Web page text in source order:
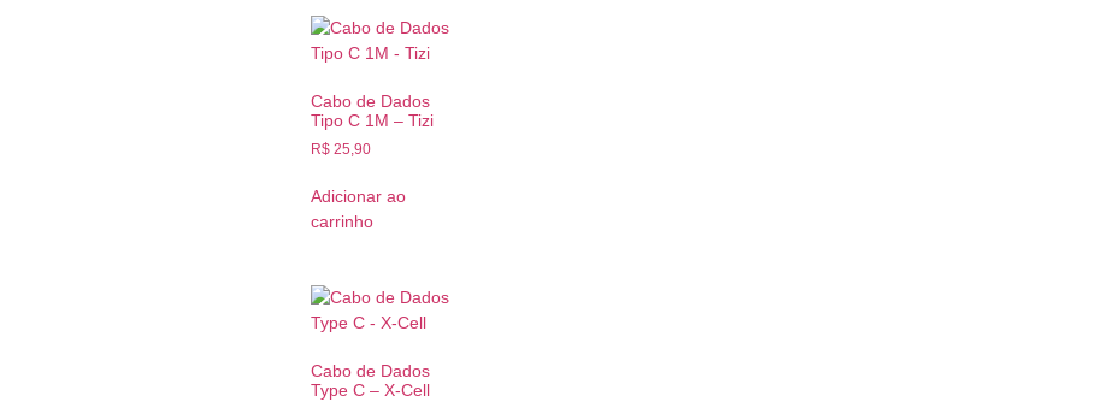
Cabo de Dados
Tipo C 1M – Tizi
R$ 25,90
Adicionar ao
carrinho
Cabo de Dados
Type C – X-Cell